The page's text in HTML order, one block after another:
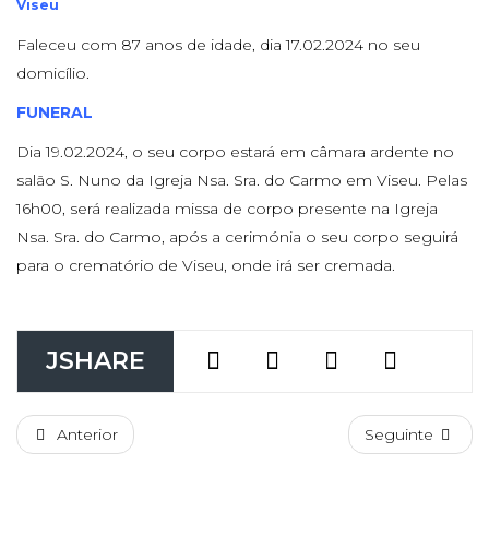
Viseu
Faleceu com 87 anos de idade, dia 17.02.2024 no seu
domicílio.
FUNERAL
Dia 19.02.2024, o seu corpo estará em câmara ardente no
salão S. Nuno da Igreja Nsa. Sra. do Carmo em Viseu. Pelas
16h00, será realizada missa de corpo presente na Igreja
Nsa. Sra. do Carmo, após a cerimónia o seu corpo seguirá
para o crematório de Viseu, onde irá ser cremada.
JSHARE
Anterior Seguinte